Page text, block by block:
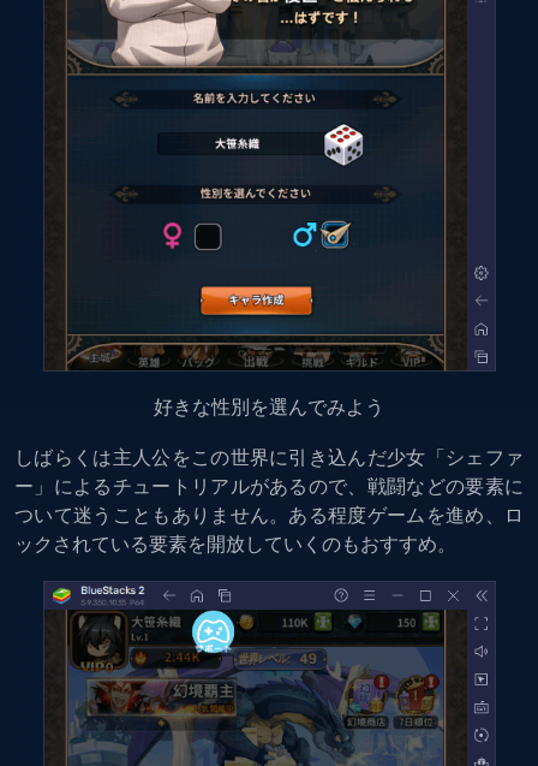
好きな性別を選んでみよう
しばらくは主人公をこの世界に引き込んだ少女「シェファ
ー」によるチュートリアルがあるので、戦闘などの要素に
ついて迷うこともありません。ある程度ゲームを進め、ロ
ックされている要素を開放していくのもおすすめ。